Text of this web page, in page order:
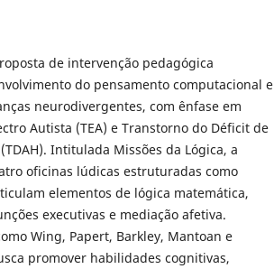
de intervenção pedagógica
do pensamento computacional e
neurodivergentes, com ênfase em
Autista (TEA) e Transtorno do Déficit de
Intitulada Missões da Lógica, a
oficinas lúdicas estruturadas como
elementos de lógica matemática,
executivas e mediação afetiva.
Wing, Papert, Barkley, Mantoan e
promover habilidades cognitivas,